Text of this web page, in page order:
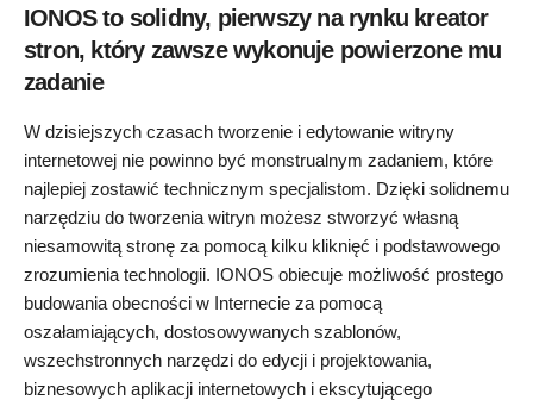
IONOS to solidny, pierwszy na rynku kreator
stron, który zawsze wykonuje powierzone mu
zadanie
W dzisiejszych czasach tworzenie i edytowanie witryny
internetowej nie powinno być monstrualnym zadaniem, które
najlepiej zostawić technicznym specjalistom. Dzięki solidnemu
narzędziu do tworzenia witryn możesz stworzyć własną
niesamowitą stronę za pomocą kilku kliknięć i podstawowego
zrozumienia technologii. IONOS obiecuje możliwość prostego
budowania obecności w Internecie za pomocą
oszałamiających, dostosowywanych szablonów,
wszechstronnych narzędzi do edycji i projektowania,
biznesowych aplikacji internetowych i ekscytującego